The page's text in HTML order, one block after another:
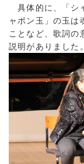
具体的に、「シ
ャボン玉」の玉は
ことなど、歌詞の
説明がありました。